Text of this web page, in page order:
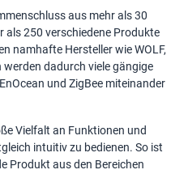
aus mehr als 30
als 250 verschiedene Produkte
namhafte Hersteller wie WOLF,
dadurch viele gängige
und ZigBee miteinander
Vielfalt an Funktionen und
intuitiv zu bedienen. So ist
Produkt aus den Bereichen